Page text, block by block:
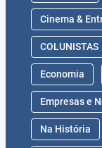
Cinema &
COLUNISTAS
Economia
Empresas e
Na História